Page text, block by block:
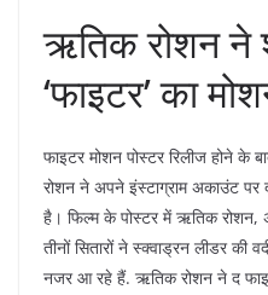
ऋतिक रोशन ने
‘फाइटर’ का
फाइटर मोशन पोस्टर रिलीज होने के
रोशन ने अपने इंस्टाग्राम अकाउंट पर
है। फिल्म के पोस्टर में ऋतिक रोशन,
तीनों सितारों ने स्क्वाड्रन लीडर की
नजर आ रहे हैं. ऋतिक रोशन ने द